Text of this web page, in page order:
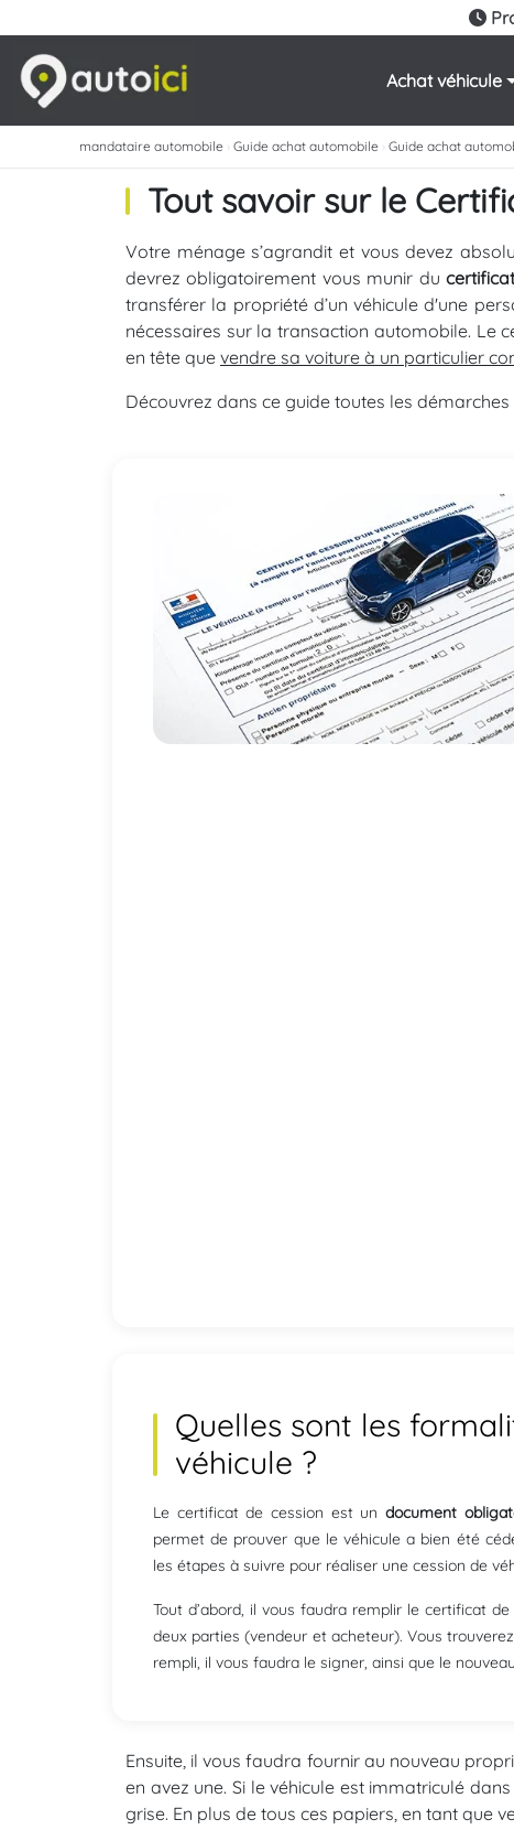
Achat véhicule
mandataire automobile › Guide achat automobile › Guide achat
Tout savoir sur le
Votre ménage s’agrandit et vous devez
devrez obligatoirement vous munir du
transférer la propriété d’un véhicule d'une
nécessaires sur la transaction automobile. Le
en tête que vendre sa voiture à un particulier
Découvrez dans ce guide toutes les démarches
Quelles sont les
véhicule ?
Le certificat de cession est un document
permet de prouver que le véhicule a bien été
les étapes à suivre pour réaliser une cession de
Tout d’abord, il vous faudra remplir le certificat
deux parties (vendeur et acheteur). Vous
rempli, il vous faudra le signer, ainsi que le
Ensuite, il vous faudra fournir au nouveau
en avez une. Si le véhicule est immatriculé
grise. En plus de tous ces papiers, en tant que